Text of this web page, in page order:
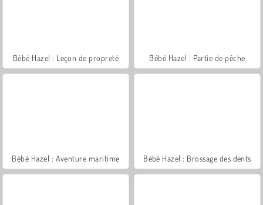
Bébé Hazel : Leçon de propreté Bébé Hazel : Partie de pêche
Bébé Hazel : Aventure maritime Bébé Hazel : Brossage des dents